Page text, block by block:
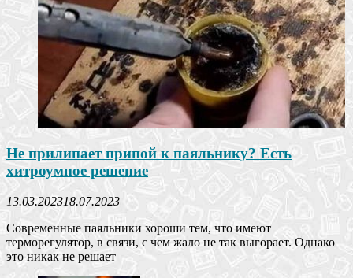
Не прилипает припой к паяльнику? Есть
хитроумное решение
13.03.202318.07.2023
Современные паяльники хороши тем, что имеют
терморегулятор, в связи, с чем жало не так выгорает. Однако
это никак не решает